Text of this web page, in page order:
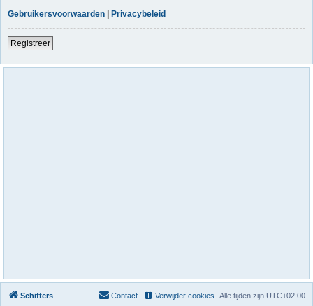
Gebruikersvoorwaarden | Privacybeleid
Registreer
Schifters Alle tijden zijn UTC+02:00
Verwijder cookies
Contact